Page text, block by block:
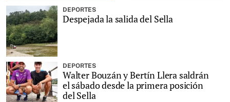
DEPORTES
Despejada la salida del Sella
DEPORTES
Walter Bouzán y Bertín Llera saldrán
el sábado desde la primera posición
del Sella